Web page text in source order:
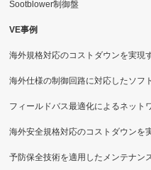
Sootblower制御盤
VE事例
海外規格対応のコストダウンを実現
海外仕様の制御回路に対応したソフ
フィールドバス最適化によるネット
海外安全規格対応のコストダウンを
予防保全技術を適用したメンテナン